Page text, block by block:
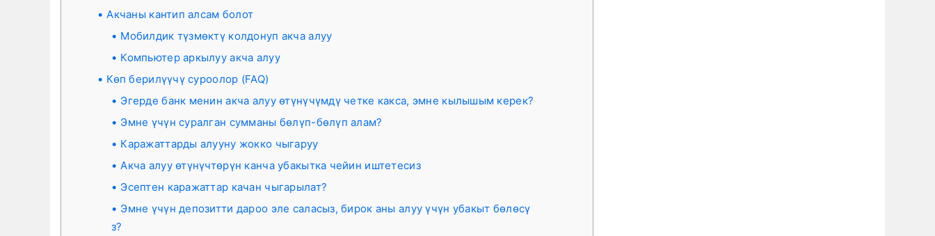
Акчаны кантип алсам болот
Мобилдик түзмөктү колдонуп акча алуу
Компьютер аркылуу акча алуу
Көп берилүүчү суроолор (FAQ)
Эгерде банк менин акча алуу өтүнүчүмдү четке какса, эмне кылышым керек?
Эмне үчүн суралган сумманы бөлүп-бөлүп алам?
Каражаттарды алууну жокко чыгаруу
Акча алуу өтүнүчтөрүн канча убакытка чейин иштетесиз
Эсептен каражаттар качан чыгарылат?
Эмне үчүн депозитти дароо эле саласыз, бирок аны алуу үчүн убакыт бөлөсү
з?